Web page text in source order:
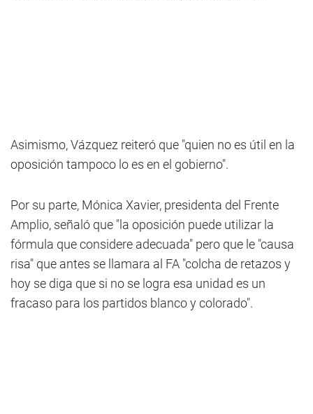
Asimismo, Vázquez reiteró que "quien no es útil en la
oposición tampoco lo es en el gobierno".
Por su parte, Mónica Xavier, presidenta del Frente
Amplio, señaló que "la oposición puede utilizar la
fórmula que considere adecuada" pero que le "causa
risa" que antes se llamara al FA "colcha de retazos y
hoy se diga que si no se logra esa unidad es un
fracaso para los partidos blanco y colorado".